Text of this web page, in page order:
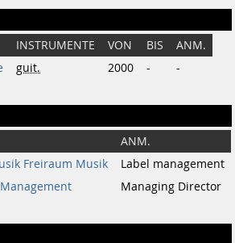
INSTRUMENTE VON BIS
ANM.
guit. 2000 - -
ANM.
Freiraum Musik
Label management
Managing Director